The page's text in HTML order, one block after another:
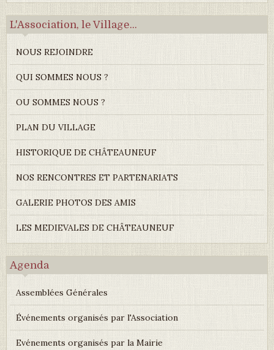
L'Association, le Village...
NOUS REJOINDRE
QUI SOMMES NOUS ?
OU SOMMES NOUS ?
PLAN DU VILLAGE
HISTORIQUE DE CHÂTEAUNEUF
NOS RENCONTRES ET PARTENARIATS
GALERIE PHOTOS DES AMIS
LES MEDIEVALES DE CHÂTEAUNEUF
Agenda
Assemblées Générales
Événements organisés par l'Association
Evénements organisés par la Mairie